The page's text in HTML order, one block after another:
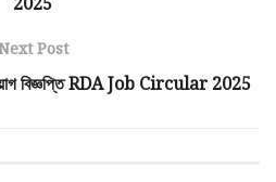
Post
বিজ্ঞপ্তি RDA Job Circular 2025